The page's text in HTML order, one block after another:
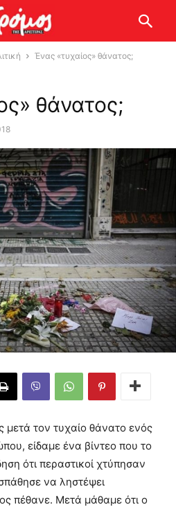
Ένας «τυχαίος» θάνατος;
θάνατος;
μετά τον τυχαίο θάνατο ενός
είδαμε ένα βίντεο που το
ότι περαστικοί χτύπησαν
να ληστέψει
πέθανε. Μετά μάθαμε ότι ο